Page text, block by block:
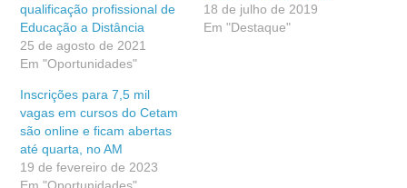
qualificação profissional de
Educação a Distância
25 de agosto de 2021
Em "Oportunidades"
18 de julho de 2019
Em "Destaque"
Inscrições para 7,5 mil
vagas em cursos do Cetam
são online e ficam abertas
até quarta, no AM
19 de fevereiro de 2023
Em "Oportunidades"